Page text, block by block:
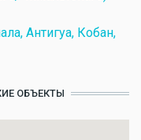
Антигуа, Кобан,
ОБЪЕКТЫ